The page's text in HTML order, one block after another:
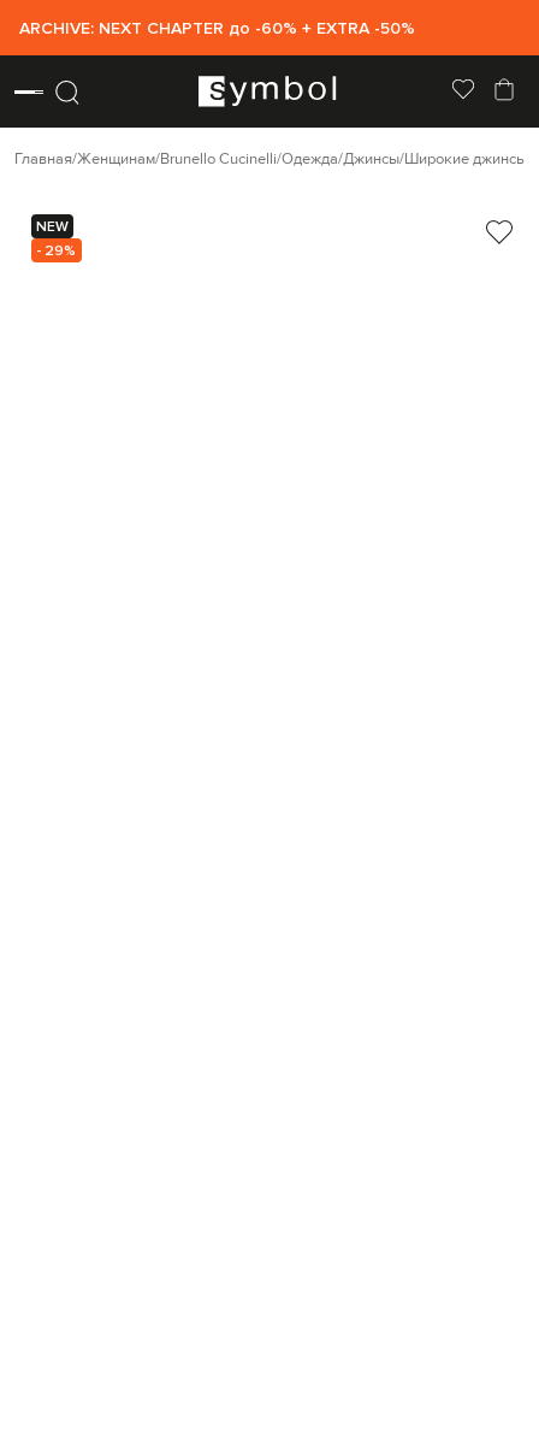
ARCHIVE: NEXT CHAPTER до -60% + EXTRA -50%
Главная Женщинам Brunello Cucinelli Одежда Джинсы Широкие джинсы
NEW
- 29%